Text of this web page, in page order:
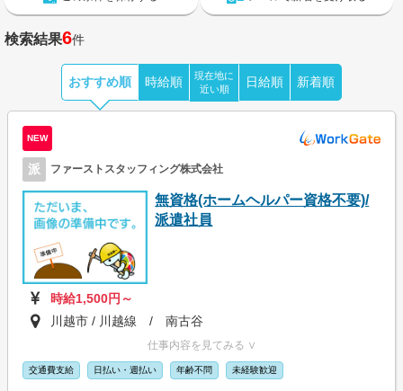
検索結果6件
おすすめ順 時給順
現在地に
近い順
日給順 新着順
NEW
派 ファーストスタッフィング株式会社
無資格(ホームヘルパー資格不要)/
派遣社員
時給1,500円～
川越市 / 川越線 / 南古谷
仕事内容を見てみる ∨
交通費支給 日払い・週払い 年齢不問 未経験歓迎